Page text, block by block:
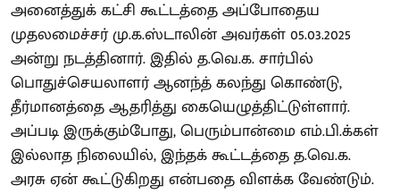
அனைத்துக் கட்சி கூட்டத்தை அப்போதைய
முதலமைச்சர் மு.க.ஸ்டாலின் அவர்கள் 05.03.2025
அன்று நடத்தினார். இதில் த.வெ.க. சார்பில்
பொதுச்செயலாளர் ஆனந்த் கலந்து கொண்டு,
தீர்மானத்தை ஆதரித்து கையெழுத்திட்டுள்ளார்.
அப்படி இருக்கும்போது, பெரும்பான்மை எம்.பி.க்கள்
இல்லாத நிலையில், இந்தக் கூட்டத்தை த.வெ.க.
அரசு ஏன் கூட்டுகிறது என்பதை விளக்க வேண்டும்.